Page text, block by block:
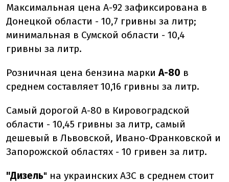
Максимальная цена А-92 зафиксирована в
Донецкой области - 10,7 гривны за литр;
минимальная в Сумской области - 10,4
гривны за литр.
Розничная цена бензина маркиА-80 в
среднем составляет 10,16 гривны за литр.
Самый дорогой А-80 в Кировоградской
области - 10,45 гривны за литр, самый
дешевый в Львовской, Ивано-Франковской и
Запорожской областях - 10 гривен за литр.
"Дизель" на украинских АЗС в среднем стоит